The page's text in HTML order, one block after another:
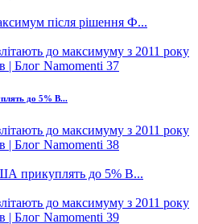
після рішення Ф...
до 5% B...
прикуплять до 5% B...